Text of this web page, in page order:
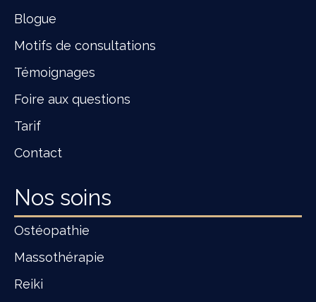
Blogue
Motifs de consultations
Témoignages
Foire aux questions
Tarif
Contact
Nos soins
Ostéopathie
Massothérapie
Reiki